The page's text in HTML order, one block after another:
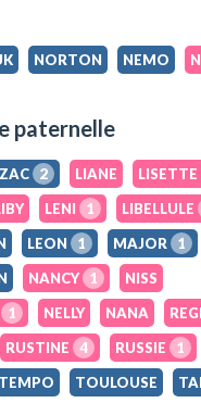
NORTON NEMO
paternelle
2 LIANE LISETTE
LENI 1 LIBELLULE
LEON 1 MAJOR 1
NANCY 1
NISS
1 NELLY NANA
RUSTINE 4 RUSSIE 1
TEMPO TOULOUSE